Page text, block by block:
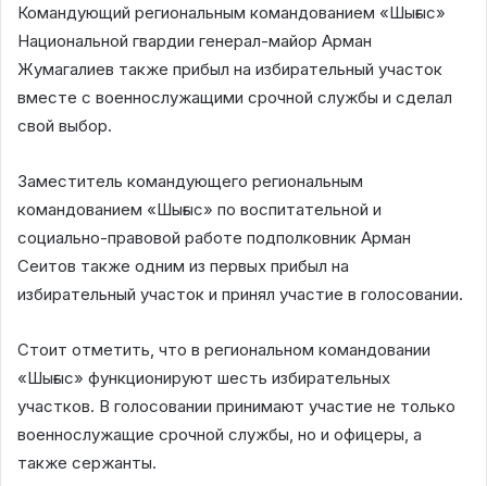
Командующий региональным командованием «Шығыс»
Национальной гвардии генерал-майор Арман
Жумагалиев также прибыл на избирательный участок
вместе с военнослужащими срочной службы и сделал
свой выбор.
Заместитель командующего региональным
командованием «Шығыс» по воспитательной и
социально-правовой работе подполковник Арман
Сеитов также одним из первых прибыл на
избирательный участок и принял участие в голосовании.
Стоит отметить, что в региональном командовании
«Шығыс» функционируют шесть избирательных
участков. В голосовании принимают участие не только
военнослужащие срочной службы, но и офицеры, а
также сержанты.